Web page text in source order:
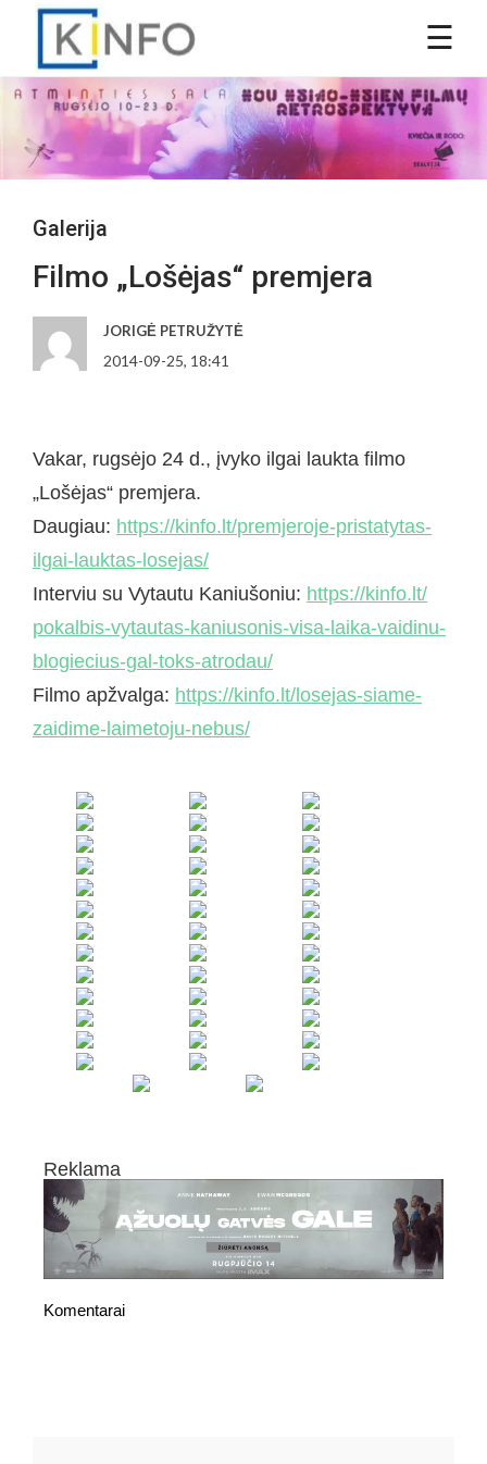
Galerija
Filmo „Lošėjas“ premjera
JORIGĖ PETRUŽYTĖ
2014-09-25, 18:41
Vakar, rugsėjo 24 d., įvyko ilgai laukta filmo
„Lošėjas“ premjera.
Daugiau: https://kinfo.lt/premjeroje-pristatytas-
ilgai-lauktas-losejas/
Interviu su Vytautu Kaniušoniu: https://kinfo.lt/
pokalbis-vytautas-kaniusonis-visa-laika-vaidinu-
blogiecius-gal-toks-atrodau/
Filmo apžvalga: https://kinfo.lt/losejas-siame-
zaidime-laimetoju-nebus/
Reklama
Komentarai